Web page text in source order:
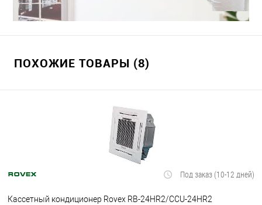
ПОХОЖИЕ ТОВАРЫ (8)
Под заказ (10-12 дней)
Кассетный кондиционер Rovex RB-24HR2/CCU-24HR2